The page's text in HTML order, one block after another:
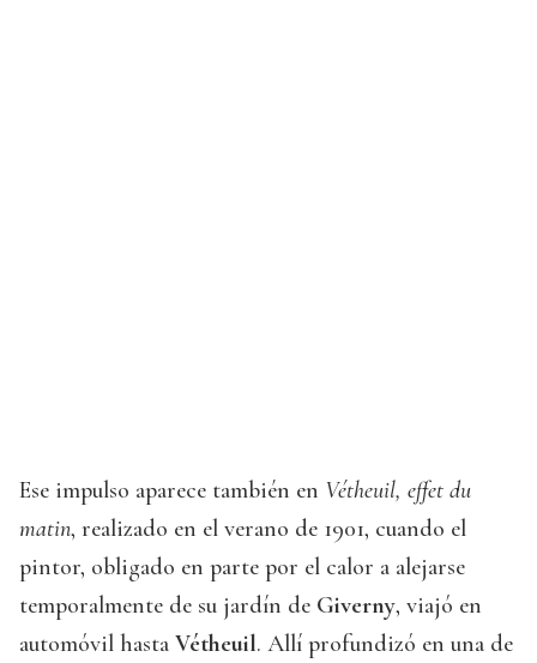
Ese impulso aparece también en Vétheuil, effet du
matin, realizado en el verano de 1901, cuando el
pintor, obligado en parte por el calor a alejarse
temporalmente de su jardín de Giverny, viajó en
automóvil hasta Vétheuil. Allí profundizó en una de